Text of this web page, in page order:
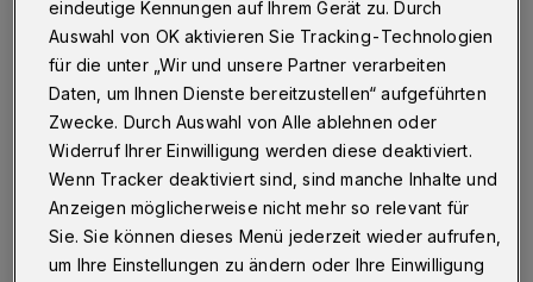
Wuppertal·Die Wuppertaler Stadtwerke (WSW)
verlegen ab Dienstag (13. April 2021) im Bereich
Farnweg 23 bis zur Kreuzung Am Jagdhaus Kanäle.
Die Durchfahrt ist während der achtwöchigen Bauzeit
gesperrt.
09.04.2021 , 07:30 Uhr Eine Minute Lesezeit
eindeutige Kennungen auf Ihrem Gerät zu. Durch
Auswahl von OK aktivieren Sie Tracking-Technologien
für die unter „Wir und unsere Partner verarbeiten
Daten, um Ihnen Dienste bereitzustellen“ aufgeführten
Zwecke. Durch Auswahl von Alle ablehnen oder
Widerruf Ihrer Einwilligung werden diese deaktiviert.
Wenn Tracker deaktiviert sind, sind manche Inhalte und
Anzeigen möglicherweise nicht mehr so relevant für
Sie. Sie können dieses Menü jederzeit wieder aufrufen,
um Ihre Einstellungen zu ändern oder Ihre Einwilligung